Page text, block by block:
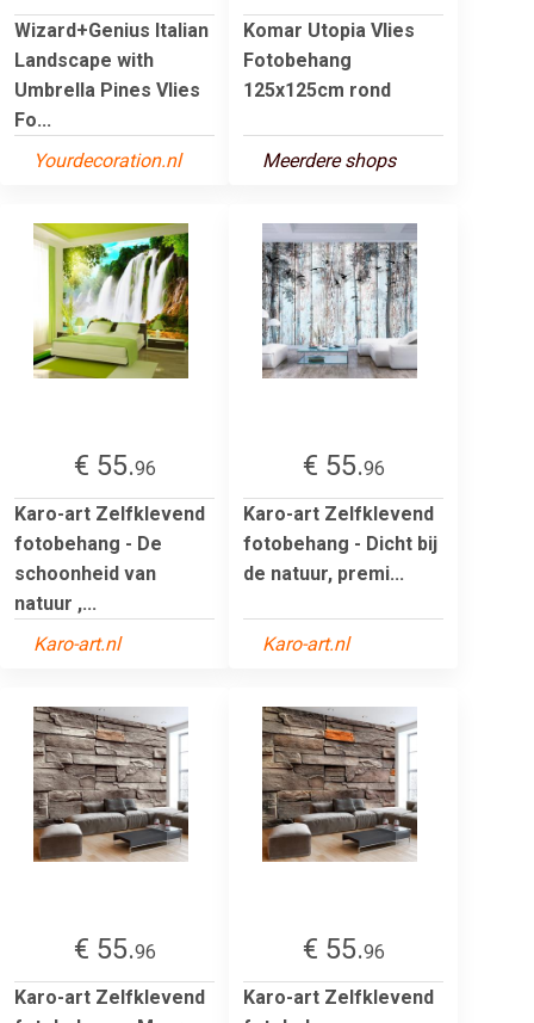
Wizard+Genius Italian
Landscape with
Umbrella Pines Vlies
Fo...
Yourdecoration.nl
Komar Utopia Vlies
Fotobehang
125x125cm rond
Meerdere shops
€ 55.96
Karo-art Zelfklevend
fotobehang - De
schoonheid van
natuur ,...
Karo-art.nl
€ 55.96
Karo-art Zelfklevend
fotobehang - Dicht bij
de natuur, premi...
Karo-art.nl
€ 55.96
Karo-art Zelfklevend
€ 55.96
Karo-art Zelfklevend